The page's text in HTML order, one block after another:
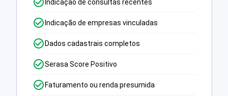
Indicação de consultas recentes
Indicação de empresas vinculadas
Dados cadastrais completos
Serasa Score Positivo
Faturamento ou renda presumida